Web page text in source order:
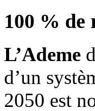
100 % de
L’Ademe
d’un
2050 est